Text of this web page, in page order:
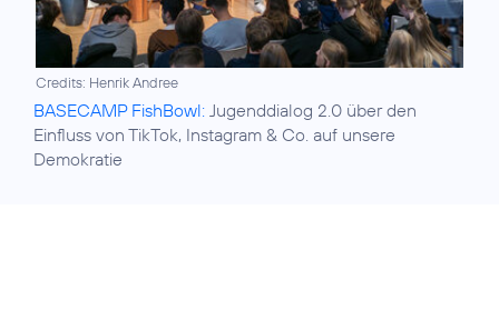
Credits: Henrik Andree
BASECAMP FishBowl: Jugenddialog 2.0 über den
Einfluss von TikTok, Instagram & Co. auf unsere
Demokratie